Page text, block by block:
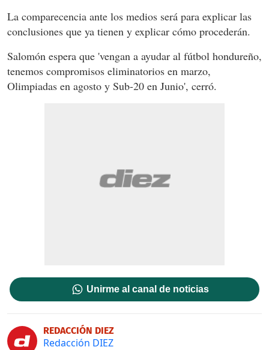
La comparecencia ante los medios será para explicar las
conclusiones que ya tienen y explicar cómo procederán.
Salomón espera que 'vengan a ayudar al fútbol hondureño,
tenemos compromisos eliminatorios en marzo,
Olimpiadas en agosto y Sub-20 en Junio', cerró.
Unirme al canal de noticias
REDACCIÓN DIEZ
Redacción DIEZ